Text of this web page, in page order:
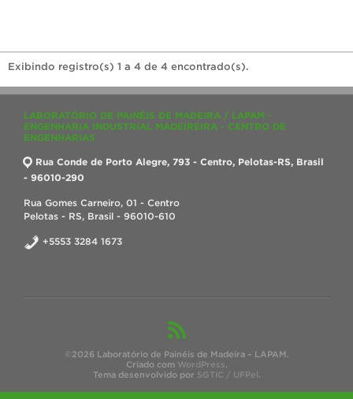
Exibindo registro(s) 1 a 4 de 4 encontrado(s).
LABORATÓRIO DE PAINÉIS DE MADEIRA / LAPAM -
ENGENHARIA INDUSTRIAL MADEIREIRA - CENTRO DE
ENGENHARIAS
Rua Conde de Porto Alegre, 793 - Centro, Pelotas-RS, Brasil
- 96010-290
Rua Gomes Carneiro, 01 - Centro
Pelotas - RS, Brasil - 96010-610
+5553 3284 1673
©2026 Laboratório de Painéis de Madeira – LAPAM.
Criado com WordPress.
Tema desenvolvido por SGTIC / UFPel.